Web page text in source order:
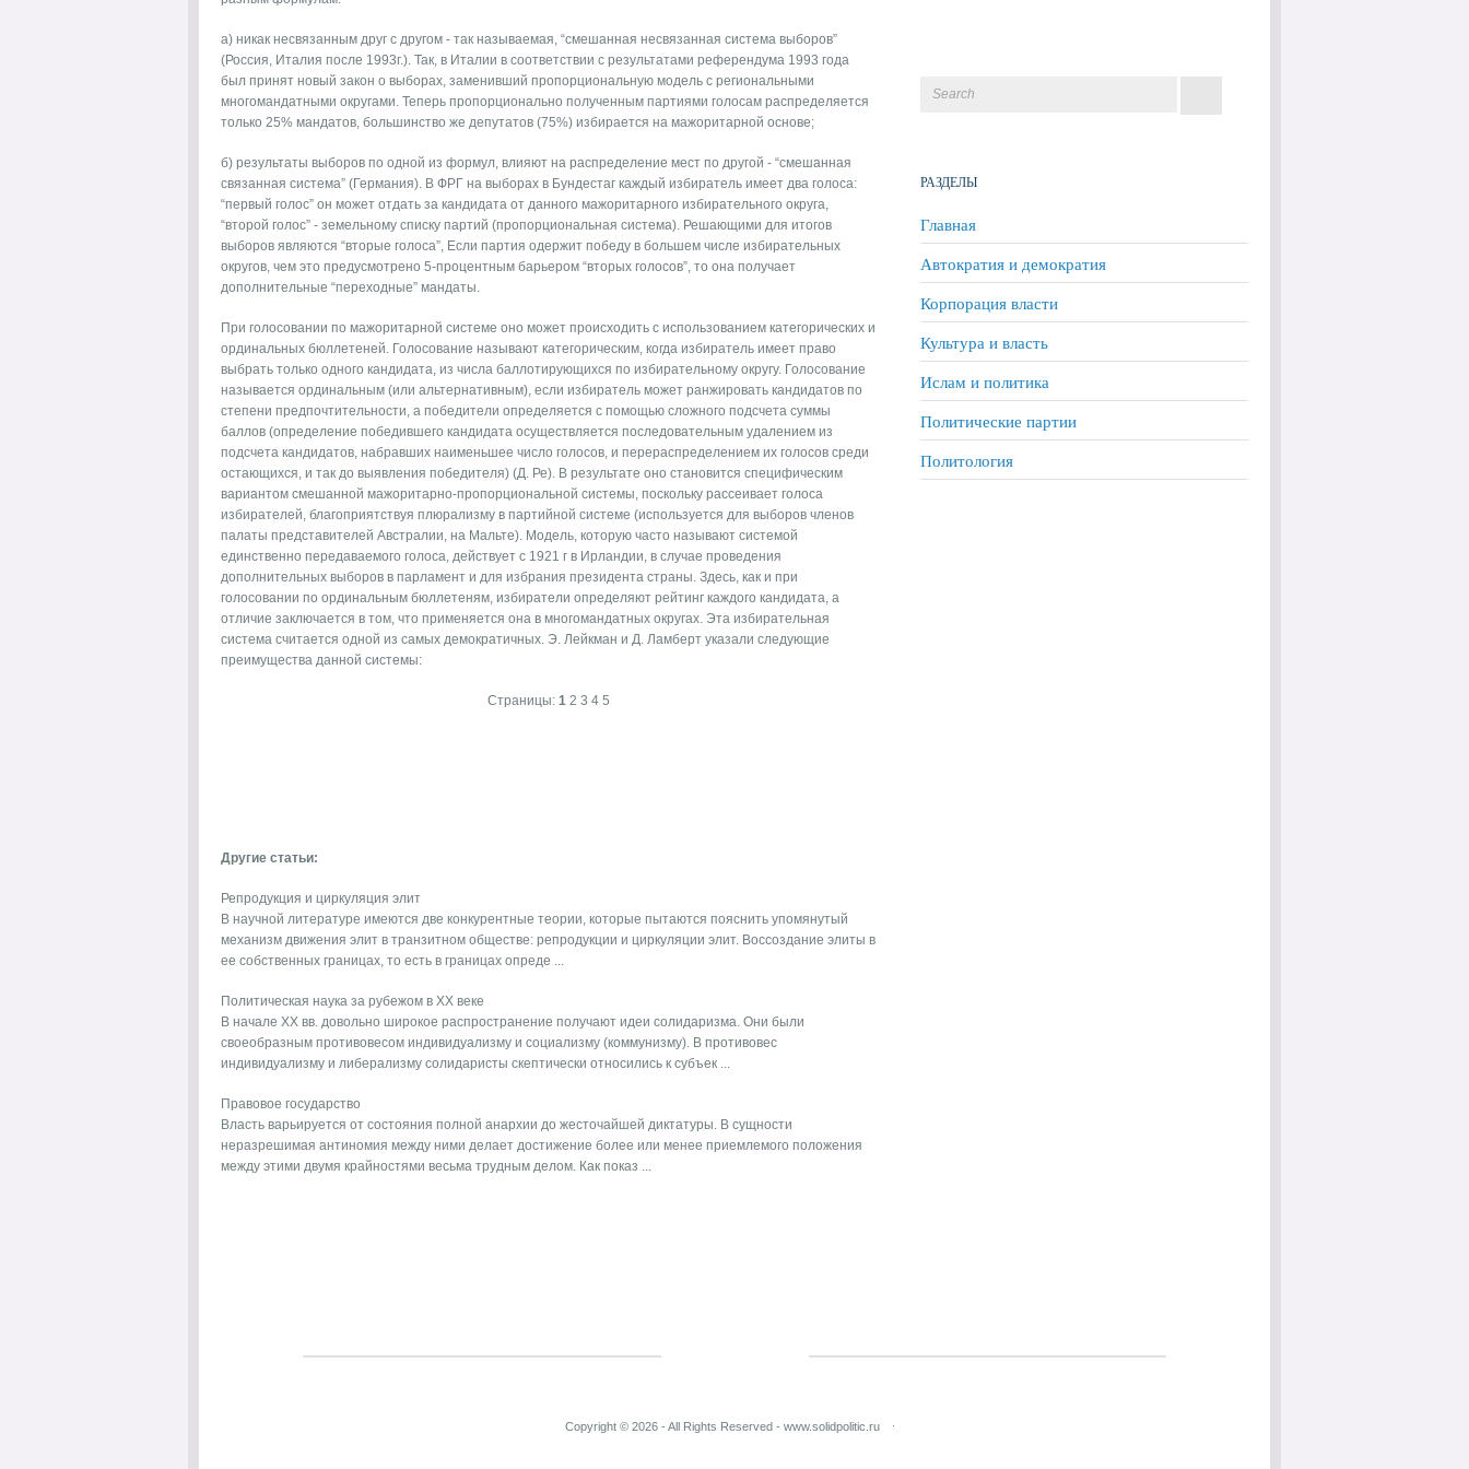
а) никак несвязанным друг с другом - так называемая, “смешанная несвязанная система выборов”
(Россия, Италия после 1993г.). Так, в Италии в соответствии с результатами референдума 1993 года
был принят новый закон о выборах, заменивший пропорциональную модель с региональными
многомандатными округами. Теперь пропорционально полученным партиями голосам распределяется
только 25% мандатов, большинство же депутатов (75%) избирается на мажоритарной основе;
б) результаты выборов по одной из формул, влияют на распределение мест по другой - “смешанная
связанная система” (Германия). В ФРГ на выборах в Бундестаг каждый избиратель имеет два голоса:
“первый голос” он может отдать за кандидата от данного мажоритарного избирательного округа,
“второй голос” - земельному списку партий (пропорциональная система). Решающими для итогов
выборов являются “вторые голоса”, Если партия одержит победу в большем числе избирательных
округов, чем это предусмотрено 5-процентным барьером “вторых голосов”, то она получает
дополнительные “переходные” мандаты.
При голосовании по мажоритарной системе оно может происходить с использованием категорических и
ординальных бюллетеней. Голосование называют категорическим, когда избиратель имеет право
выбрать только одного кандидата, из числа баллотирующихся по избирательному округу. Голосование
называется ординальным (или альтернативным), если избиратель может ранжировать кандидатов по
степени предпочтительности, а победители определяется с помощью сложного подсчета суммы
баллов (определение победившего кандидата осуществляется последовательным удалением из
подсчета кандидатов, набравших наименьшее число голосов, и перераспределением их голосов среди
остающихся, и так до выявления победителя) (Д. Ре). В результате оно становится специфическим
вариантом смешанной мажоритарно-пропорциональной системы, поскольку рассеивает голоса
избирателей, благоприятствуя плюрализму в партийной системе (используется для выборов членов
палаты представителей Австралии, на Мальте). Модель, которую часто называют системой
единственно передаваемого голоса, действует с 1921 г в Ирландии, в случае проведения
дополнительных выборов в парламент и для избрания президента страны. Здесь, как и при
голосовании по ординальным бюллетеням, избиратели определяют рейтинг каждого кандидата, а
отличие заключается в том, что применяется она в многомандатных округах. Эта избирательная
система считается одной из самых демократичных. Э. Лейкман и Д. Ламберт указали следующие
преимущества данной системы:
Страницы: 1 2 3 4 5
Другие статьи:
Репродукция и циркуляция элит
В научной литературе имеются две конкурентные теории, которые пытаются пояснить упомянутый
механизм движения элит в транзитном обществе: репродукции и циркуляции элит. Воссоздание элиты в
ее собственных границах, то есть в границах опреде ...
Политическая наука за рубежом в ХХ веке
В начале XX вв. довольно широкое распространение получают идеи солидаризма. Они были
своеобразным противовесом индивидуализму и социализму (коммунизму). В противовес
индивидуализму и либерализму солидаристы скептически относились к субъек ...
Правовое государство
Власть варьируется от состояния полной анархии до жесто­чайшей диктатуры. В сущности
неразрешимая антиномия меж­ду ними делает достижение более или менее приемлемого поло­жения
между этими двумя крайностями весьма трудным делом. Как показ ...
РАЗДЕЛЫ
Главная
Автократия и демократия
Корпорация власти
Культура и власть
Ислам и политика
Политические партии
Политология
Copyright © 2026 - All Rights Reserved - www.solidpolitic.ru